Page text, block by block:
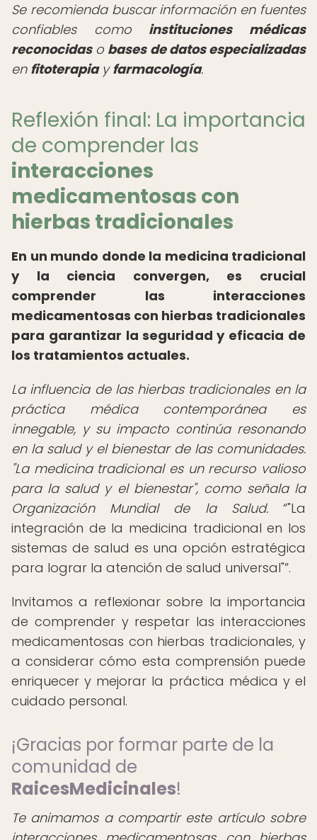
Se recomienda buscar información en fuentes
confiables como instituciones médicas
reconocidaso bases de datos especializadas
en fitoterapiayfarmacología.
Reflexión final: La importancia
de comprender las
interacciones
medicamentosas con
hierbas tradicionales
En un mundo donde la medicina tradicional
y la ciencia convergen, es crucial
comprender las interacciones
medicamentosas con hierbas tradicionales
para garantizar la seguridad y eficacia de
los tratamientos actuales.
La influencia de las hierbas tradicionales en la
práctica médica contemporánea es
innegable, y su impacto continúa resonando
en la salud y el bienestar de las comunidades.
"La medicina tradicional es un recurso valioso
para la salud y el bienestar", como señala la
Organización Mundial de la Salud.
"La
integración de la medicina tradicional en los
sistemas de salud es una opción estratégica
para lograr la atención de salud universal" .
Invitamos a reflexionar sobre la importancia
de comprender y respetar las interacciones
medicamentosas con hierbas tradicionales, y
a considerar cómo esta comprensión puede
enriquecer y mejorar la práctica médica y el
cuidado personal.
¡Gracias por formar parte de la
comunidad de
RaicesMedicinales!
Te animamos a compartir este artículo sobre